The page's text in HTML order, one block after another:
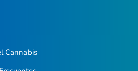
Cannabis